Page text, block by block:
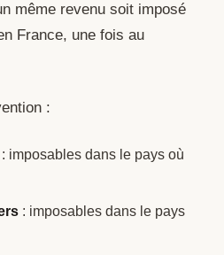
même revenu soit imposé
France, une fois au
:
: imposables dans le pays où
: imposables dans le pays